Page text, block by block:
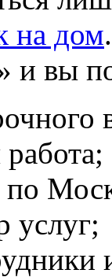
на дом
и вы
по
услуг;